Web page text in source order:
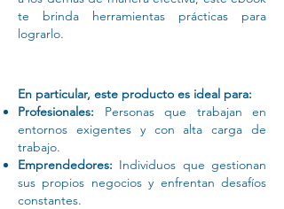
te brinda herramientas prácticas para
lograrlo.
En particular, este producto es ideal para:
Profesionales: Personas que trabajan en
entornos exigentes y con alta carga de
trabajo.
Emprendedores: Individuos que gestionan
sus propios negocios y enfrentan desafíos
constantes.